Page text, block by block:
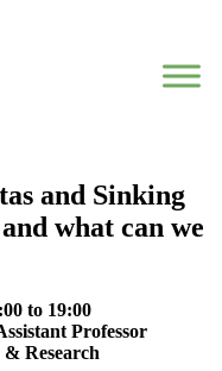
and Sinking
what can we
to 19:00
Professor
Research